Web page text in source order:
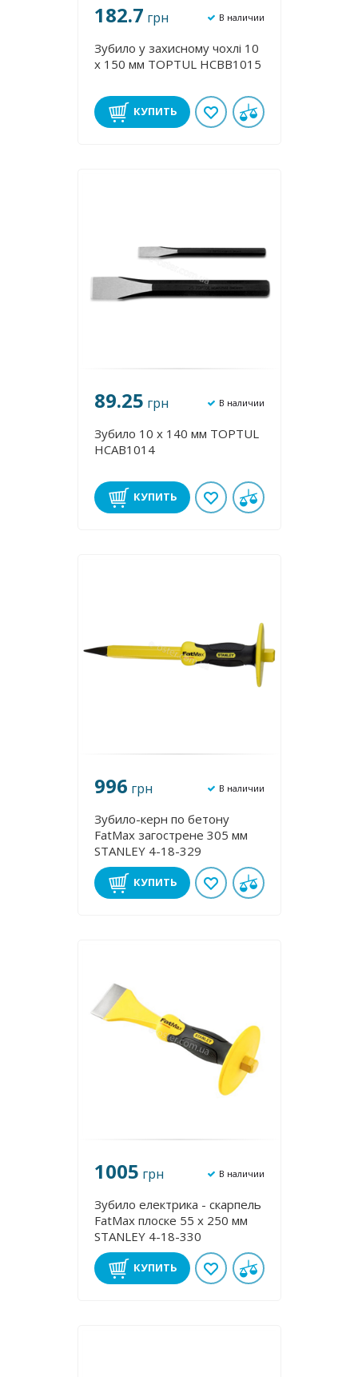
182.7 грн В наличии
Зубило у захисному чохлі 10
х 150 мм TOPTUL HCBB1015
КУПИТЬ
89.25 грн В наличии
Зубило 10 х 140 мм TOPTUL
HCAB1014
КУПИТЬ
996 грн В наличии
Зубило-керн по бетону
FatMax загострене 305 мм
STANLEY 4-18-329
КУПИТЬ
1005 грн В наличии
Зубило електрика - скарпель
FatMax плоске 55 х 250 мм
STANLEY 4-18-330
КУПИТЬ